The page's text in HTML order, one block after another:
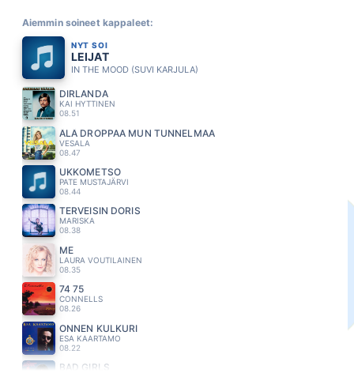
Aiemmin soineet kappaleet:
NYT SOI
LEIJAT
IN THE MOOD (SUVI KARJULA)
DIRLANDA
KAI HYTTINEN
08.51
ÄLÄ DROPPAA MUN TUNNELMAA
VESALA
08.47
UKKOMETSO
PATE MUSTAJÄRVI
08.44
TERVEISIN DORIS
MARISKA
08.38
ME
LAURA VOUTILAINEN
08.35
74 75
CONNELLS
08.26
ONNEN KULKURI
ESA KAARTAMO
08.22
BAD GIRLS